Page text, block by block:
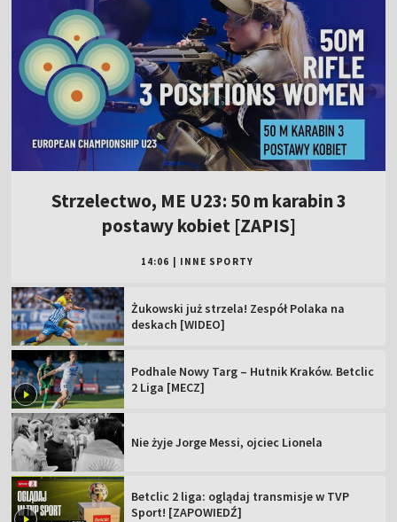
Strzelectwo, ME U23: 50 m karabin 3
postawy kobiet [ZAPIS]
14:06 INNE SPORTY
Żukowski już strzela! Zespół Polaka na
deskach [WIDEO]
Podhale Nowy Targ – Hutnik Kraków. Betclic
2 Liga [MECZ]
Nie żyje Jorge Messi, ojciec Lionela
Betclic 2 liga: oglądaj transmisje w TVP
Sport! [ZAPOWIEDŹ]